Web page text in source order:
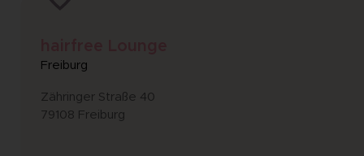
Freiburg
Zähringer Straße 40
79108 Freiburg